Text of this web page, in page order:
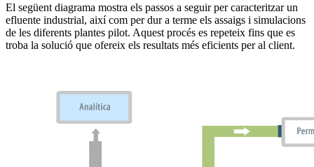
El següent diagrama mostra els passos a seguir per caracteritzar un
efluente industrial, així com per dur a terme els assaigs i simulacions
de les diferents plantes pilot. Aquest procés es repeteix fins que es
troba la solució que ofereix els resultats més eficients per al client.